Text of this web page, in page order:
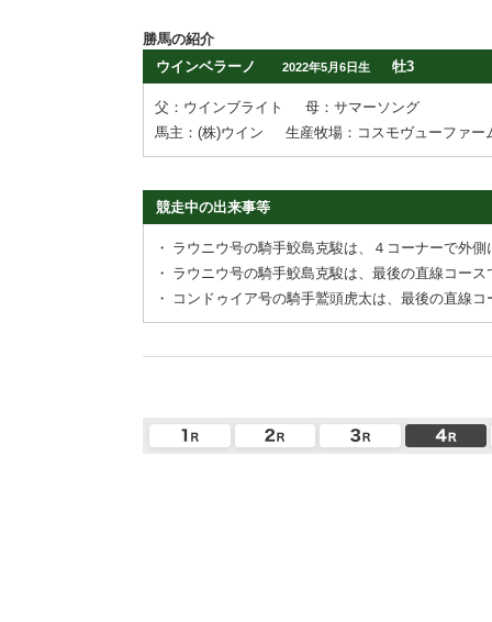
勝馬の紹介
ウインベラーノ
2022年5月6日生 牡3
父：ウインブライト
母：サマーソング
馬主：(株)ウイン
生産牧場：コスモヴューファー
競走中の出来事等
・ ラウニウ号の騎手鮫島克駿は、４コーナーで外
・ ラウニウ号の騎手鮫島克駿は、最後の直線コー
・
コンドゥイア号の騎手鷲頭虎太は、最後の直線